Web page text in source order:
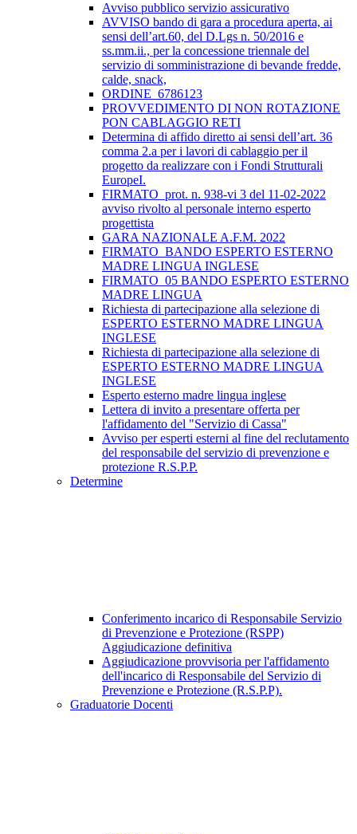
Avviso pubblico servizio assicurativo
AVVISO bando di gara a procedura aperta, ai
sensi dell’art.60, del D.Lgs n. 50/2016 e
ss.mm.ii., per la concessione triennale del
servizio di somministrazione di bevande fredde,
calde, snack,
ORDINE_6786123
PROVVEDIMENTO DI NON ROTAZIONE
PON CABLAGGIO RETI
Determina di affido diretto ai sensi dell’art. 36
comma 2.a per i lavori di cablaggio per il
progetto da realizzare con i Fondi Strutturali
EuropeI.
FIRMATO_prot. n. 938-vi 3 del 11-02-2022
avviso rivolto al personale interno esperto
progettista
GARA NAZIONALE A.F.M. 2022
FIRMATO_BANDO ESPERTO ESTERNO
MADRE LINGUA INGLESE
FIRMATO_05 BANDO ESPERTO ESTERNO
MADRE LINGUA
Richiesta di partecipazione alla selezione di
ESPERTO ESTERNO MADRE LINGUA
INGLESE
Richiesta di partecipazione alla selezione di
ESPERTO ESTERNO MADRE LINGUA
INGLESE
Esperto esterno madre lingua inglese
Lettera di invito a presentare offerta per
l'affidamento del "Servizio di Cassa"
Avviso per esperti esterni al fine del reclutamento
del responsabile del servizio di prevenzione e
protezione R.S.P.P.
Determine
Conferimento incarico di Responsabile Servizio
di Prevenzione e Protezione (RSPP)
Aggiudicazione definitiva
Aggiudicazione provvisoria per l'affidamento
dell'incarico di Responsabile del Servizio di
Prevenzione e Protezione (R.S.P.P).
Graduatorie Docenti